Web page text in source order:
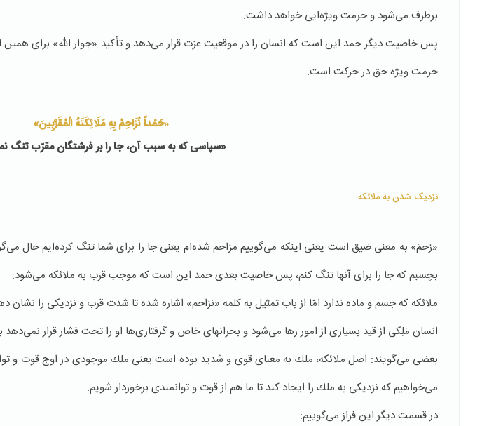
برطرف می‌شود و حرمت ویژه‌ایی خواهد داشت.
پس خاصیت دیگر حمد این است كه انسان را در موقعیت عزت قرار می‌دهد و تأكید «جوار الله» برای
حرمت ویژه حق در حركت است.
«حَمْداً نُزَاحِمُ بِهِ مَلَائِكَتَهُ الْمُقَرَّبِینَ»
«سپاسى که‌ به‌ سبب آن، جا را‌ بر‌ فرشتگان مقرّب تنگ
نزدیک شدن به ملائکه
«زحمَ» به معنی ضیق است یعنی اینكه می‌گوییم مزاحم شده‌‌ام یعنی جا را برای شما تنگ كرده‌ایم حال
بچسبم كه جا را برای آنها تنگ كنم، پس خاصیت بعدی حمد این است كه موجب قرب به ملائكه می‌شود.
ملائكه كه جسم و ماده ندارد امّا از باب تمثیل به كلمه «نزاحم» اشاره شده تا شدت قرب و نزدیكی را نشان
انسان مَلِكی از قید بسیاری از امور رها می‌شود و بحرانهای خاص و گرفتاری‌ها او را تحت فشار قرار نمی‌دهد
بعضی می‌گویند: اصل ملائكه، ملك به معنای قوی و شدید بوده است یعنی ملك موجودی در اوج قوت و
می‌خواهیم كه نزدیكی به ملك را ایجاد كند تا ما هم از قوت و توانمندی برخوردار شویم.
در قسمت دیگر این فراز می‌گوییم: